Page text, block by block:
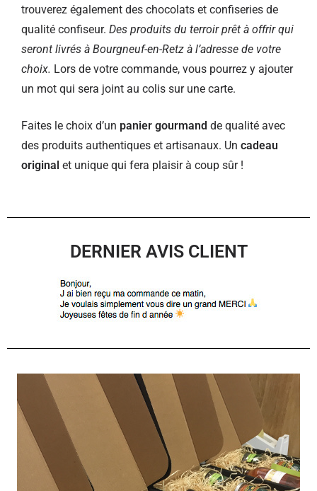
trouverez également des chocolats et confiseries de
qualité confiseur. Des produits du terroir prêt à offrir qui
seront livrés à Bourgneuf-en-Retz à l’adresse de votre
choix. Lors de votre commande, vous pourrez y ajouter
un mot qui sera joint au colis sur une carte.
Faites le choix d’un panier gourmand de qualité avec
des produits authentiques et artisanaux. Un cadeau
original et unique qui fera plaisir à coup sûr !
DERNIER AVIS CLIENT